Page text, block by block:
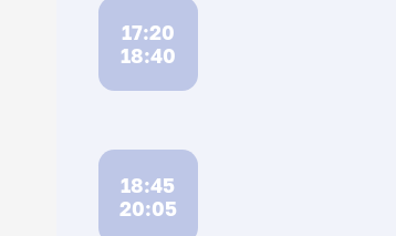
17:20
18:40
18:45
20:05